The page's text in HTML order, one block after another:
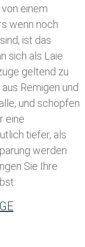
einem
wenn noch
ist das
sich als Laie
geltend zu
aus Remigen und
und schöpfen
eine
tiefer, als
werden
Sie Ihre